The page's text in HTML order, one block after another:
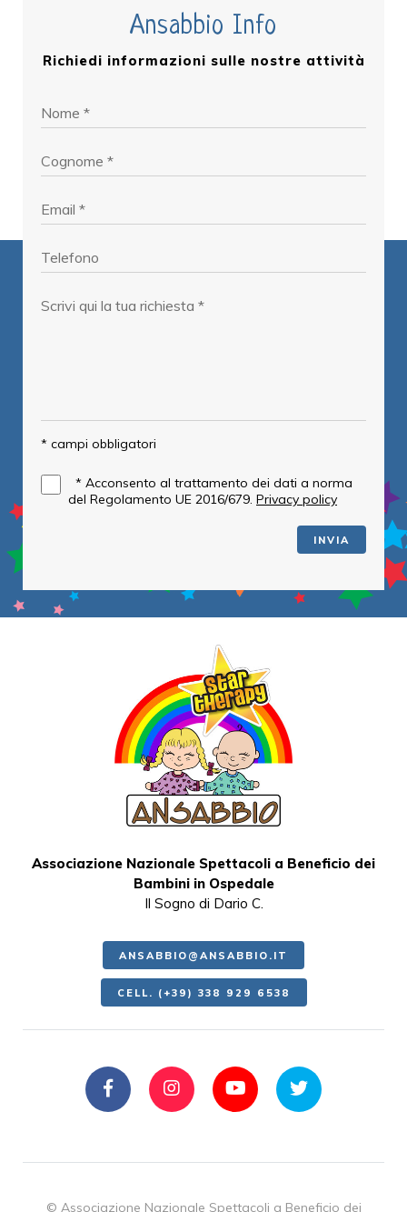
Ansabbio Info
Richiedi informazioni sulle nostre attività
* campi obbligatori
* Acconsento al trattamento dei dati a norma
del Regolamento UE 2016/679. Privacy policy
INVIA
Associazione Nazionale Spettacoli a Beneficio dei
Bambini in Ospedale
Il Sogno di Dario C.
ANSABBIO@ANSABBIO.IT
CELL. (+39) 338 929 6538
© Associazione Nazionale Spettacoli a Beneficio dei